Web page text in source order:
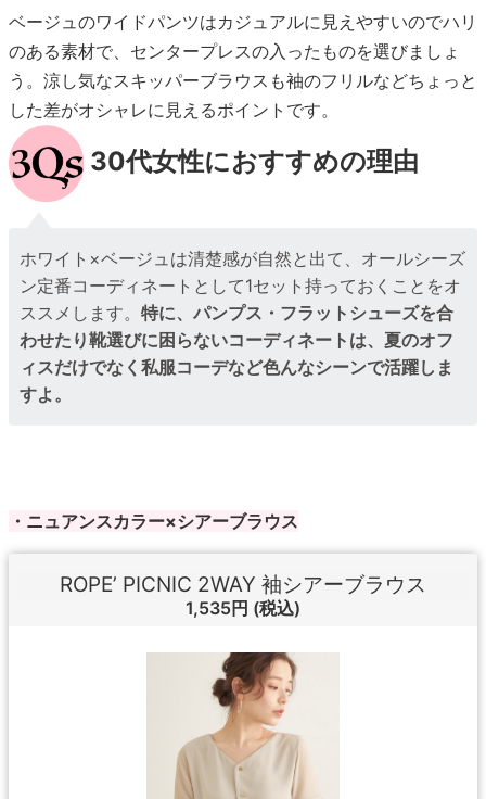
ベージュのワイドパンツはカジュアルに見えやすいのでハリ
のある素材で、センタープレスの入ったものを選びましょ
う。涼し気なスキッパーブラウスも袖のフリルなどちょっと
した差がオシャレに見えるポイントです。
30代女性におすすめの理由
ホワイト×ベージュは清楚感が自然と出て、オールシーズ
ン定番コーディネートとして1セット持っておくことをオ
ススメします。特に、パンプス・フラットシューズを合
わせたり靴選びに困らないコーディネートは、夏のオフ
ィスだけでなく私服コーデなど色んなシーンで活躍しま
すよ。
・ニュアンスカラー×シアーブラウス
ROPE’ PICNIC 2WAY 袖シアーブラウス
1,535円 (税込)